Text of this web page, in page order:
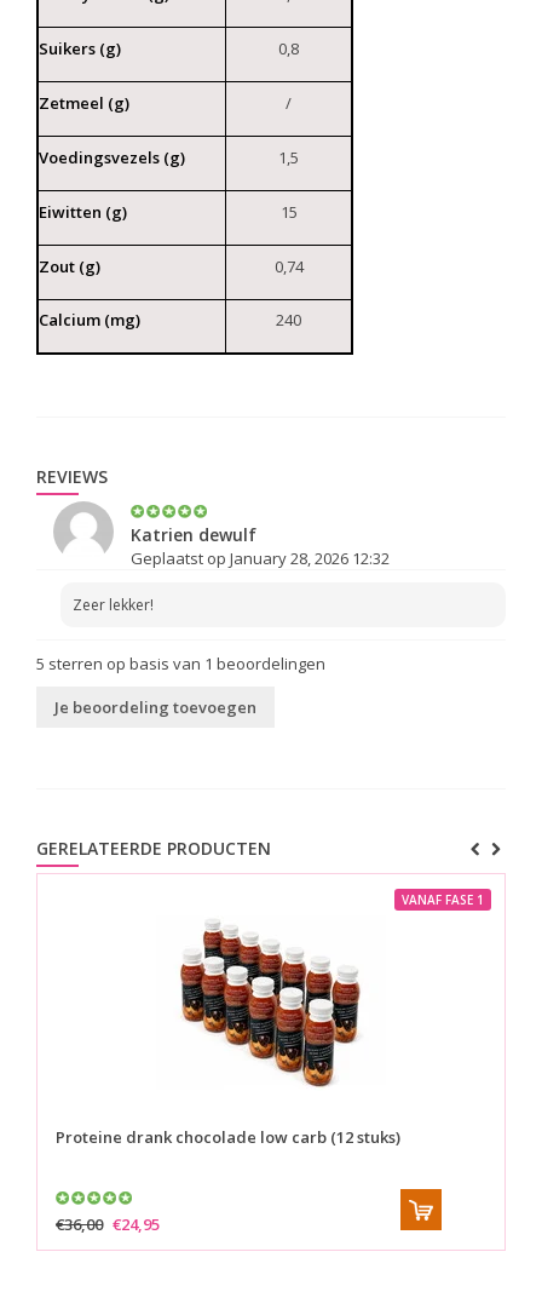
Suikers (g) 0,8
Zetmeel (g) /
Voedingsvezels (g) 1,5
Eiwitten (g) 15
Zout (g) 0,74
Calcium (mg) 240
REVIEWS
Katrien dewulf
Geplaatst op January 28, 2026 12:32
Zeer lekker!
5 sterren op basis van 1 beoordelingen
Je beoordeling toevoegen
GERELATEERDE PRODUCTEN
VANAF FASE 1
Proteine drank chocolade low carb (12 stuks)
€36,00 €24,95